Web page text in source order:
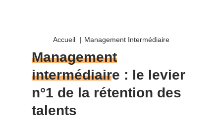
Accueil Management Intermédiaire
Management
intermédiaire : le levier
n°1 de la rétention des
talents